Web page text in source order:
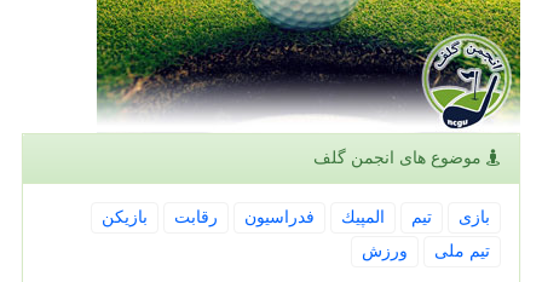
موضوع های انجمن گلف
بازی تیم المپیك فدراسیون رقابت
بازیكن
تیم ملی
ورزش